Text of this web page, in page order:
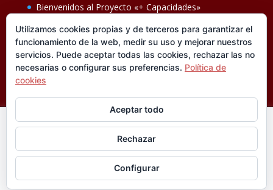
Bienvenidos al Proyecto «+ Capacidades»
Fiesta de fin de curso Los oficios 14 de junio
Ganadores del II Programa educativo Cuídate +
®FUNDACIÓN CISEN. ® Todos los derechos
Política de privacidad I
Diseñado porJaula de Grillos.
En esta web utilizamos cookies analíticas, propias y de
terceros, que nos informan sobre sus hábitos de navegación
para mejorar la calidad de nuestros servicios y su experiencia
de navegación. Si está de acuerdo pulse
Aceptar Leer más
Utilizamos cookies propias y de terceros para garantizar el
funcionamiento de la web, medir su uso y mejorar nuestros
servicios. Puede aceptar todas las cookies, rechazar las no
necesarias o configurar sus preferencias. Política de
cookies
Aceptar todo
Rechazar
Configurar